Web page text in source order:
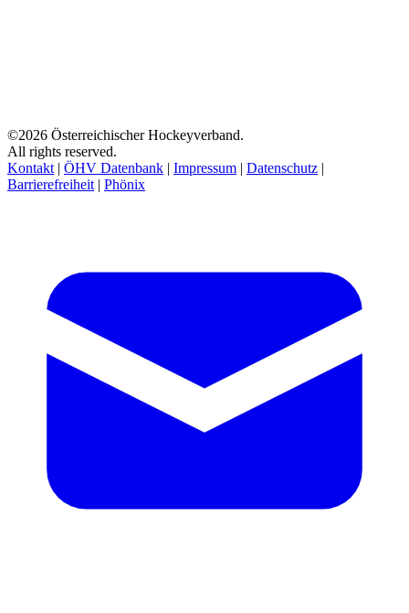
©2026 Österreichischer Hockeyverband.
All rights reserved.
Kontakt | ÖHV Datenbank | Impressum | Datenschutz |
Barrierefreiheit | Phönix